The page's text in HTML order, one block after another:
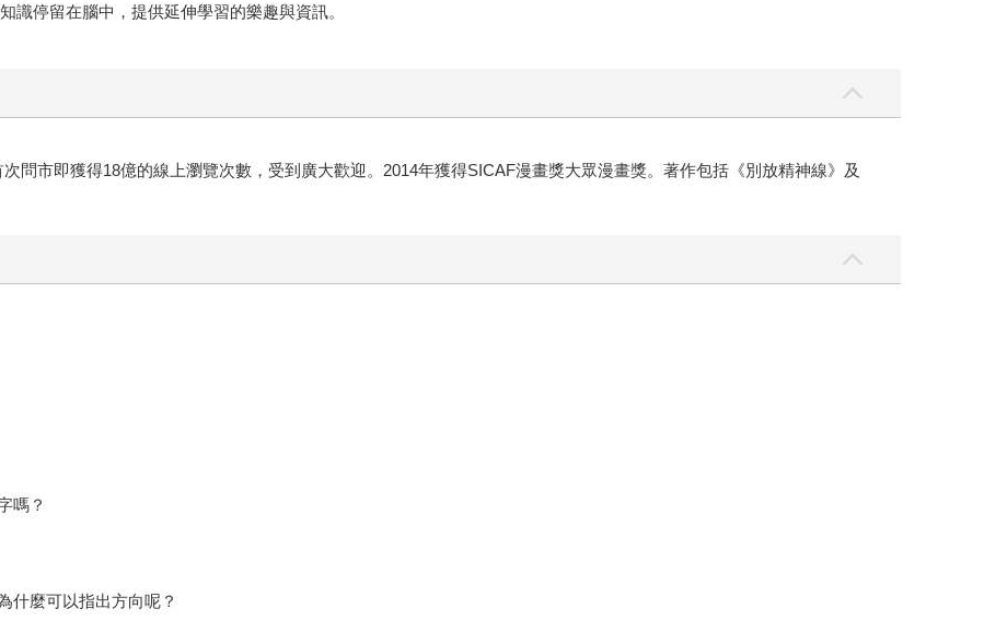
識停留在腦中，提供延伸學習的樂趣與資訊。
問市即獲得18億的線上瀏覽次數，受到廣大歡迎。2014年獲得SICAF漫畫獎大眾漫畫獎。著作包括《別放精神線》及
嗎？
什麼可以指出方向呢？